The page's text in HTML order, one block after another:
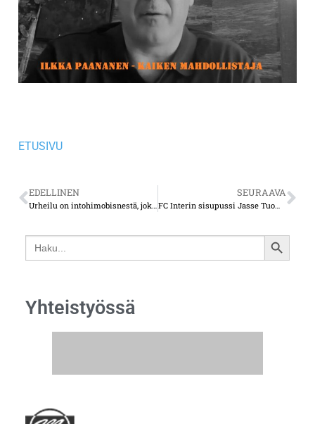
ETUSIVU
EDELLINEN
Urheilu on intohimobisnestä, joka voi johtaa taloudelliseen katastrofiin
SEURAAVA
FC Interin sisupussi Jasse Tuominen on tullut takaisin peliin aina vahvempana – moni olisi jo luovuttanut
Search
for:
SEARCH
Yhteistyössä